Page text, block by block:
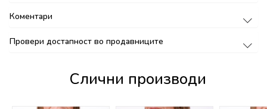
Коментари
Провери достапност во продавниците
Слични производи